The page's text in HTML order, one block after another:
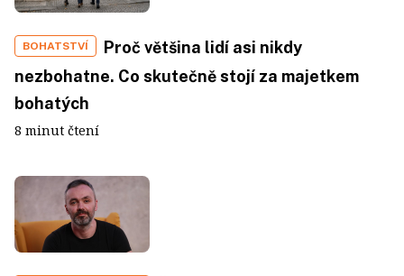
BOHATSTVÍ
Proč většina lidí asi nikdy
nezbohatne. Co skutečně stojí za majetkem
bohatých
8 minut čtení